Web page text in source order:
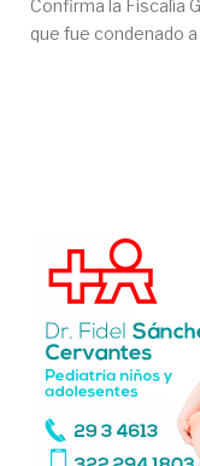
Confirma la Fiscalía
que fue condenado